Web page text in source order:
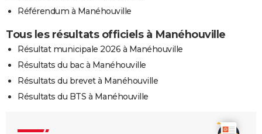
Référendum à Manéhouville
Tous les résultats officiels à Manéhouville
Résultat municipale 2026 à Manéhouville
Résultats du bac à Manéhouville
Résultats du brevet à Manéhouville
Résultats du BTS à Manéhouville